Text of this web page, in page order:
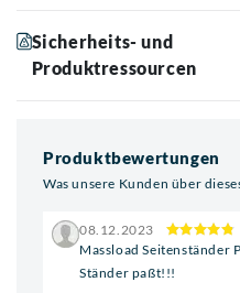
Sicherheits- und
Produktressourcen
Produktbewertungen
Was unsere Kunden über
08.12.2023
Massload Seitenständer
Ständer paßt!!!